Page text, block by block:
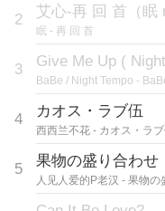
2 艾心-再 回 首（眠
眠 - 再 回 首
3
BaBe / Night Tempo -
4 カオス・ラブ伍
西西兰不花 - カオス・ラ
5 果物の盛り合わせ
人见人爱的P老汉 - 果物の